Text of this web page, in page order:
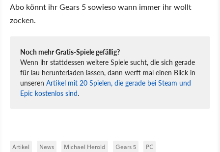
Abo könnt ihr Gears 5 sowieso wann immer ihr wollt
zocken.
Noch mehr Gratis-Spiele gefällig?
Wenn ihr stattdessen weitere Spiele sucht, die sich gerade
für lau herunterladen lassen, dann werft mal einen Blick in
unseren Artikel mit 20 Spielen, die gerade bei Steam und
Epic kostenlos sind.
Artikel News Michael Herold Gears 5 PC